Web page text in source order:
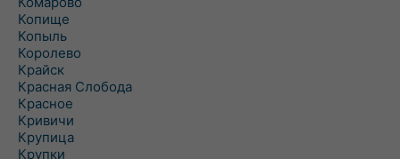
Копище
Копыль
Королево
Крайск
Красная Слобода
Красное
Кривичи
Крупица
Крупки